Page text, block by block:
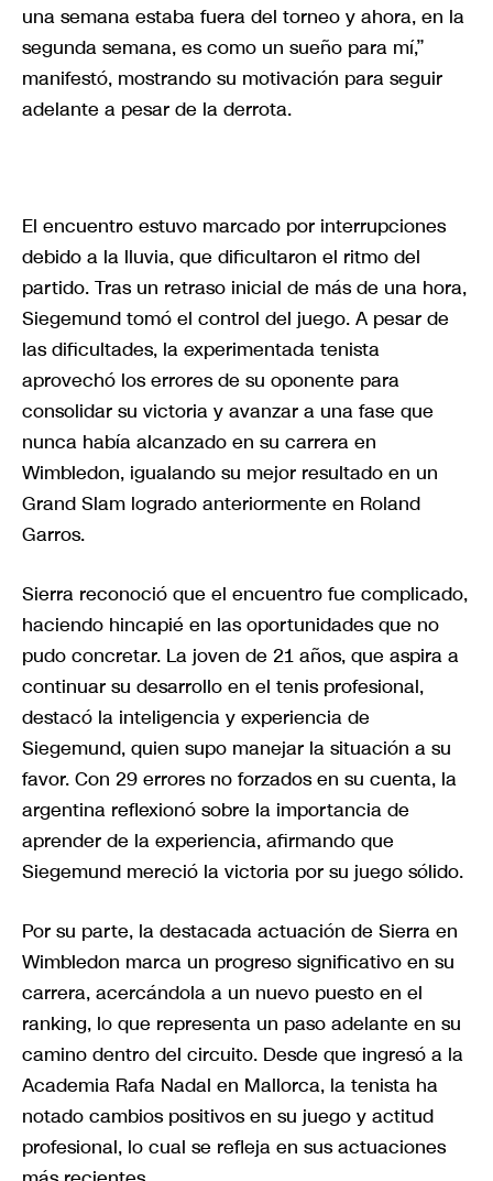
una semana estaba fuera del torneo y ahora, en la
segunda semana, es como un sueño para mí,”
manifestó, mostrando su motivación para seguir
adelante a pesar de la derrota.
El encuentro estuvo marcado por interrupciones
debido a la lluvia, que dificultaron el ritmo del
partido. Tras un retraso inicial de más de una hora,
Siegemund tomó el control del juego. A pesar de
las dificultades, la experimentada tenista
aprovechó los errores de su oponente para
consolidar su victoria y avanzar a una fase que
nunca había alcanzado en su carrera en
Wimbledon, igualando su mejor resultado en un
Grand Slam logrado anteriormente en Roland
Garros.
Sierra reconoció que el encuentro fue complicado,
haciendo hincapié en las oportunidades que no
pudo concretar. La joven de 21 años, que aspira a
continuar su desarrollo en el tenis profesional,
destacó la inteligencia y experiencia de
Siegemund, quien supo manejar la situación a su
favor. Con 29 errores no forzados en su cuenta, la
argentina reflexionó sobre la importancia de
aprender de la experiencia, afirmando que
Siegemund mereció la victoria por su juego sólido.
Por su parte, la destacada actuación de Sierra en
Wimbledon marca un progreso significativo en su
carrera, acercándola a un nuevo puesto en el
ranking, lo que representa un paso adelante en su
camino dentro del circuito. Desde que ingresó a la
Academia Rafa Nadal en Mallorca, la tenista ha
notado cambios positivos en su juego y actitud
profesional, lo cual se refleja en sus actuaciones